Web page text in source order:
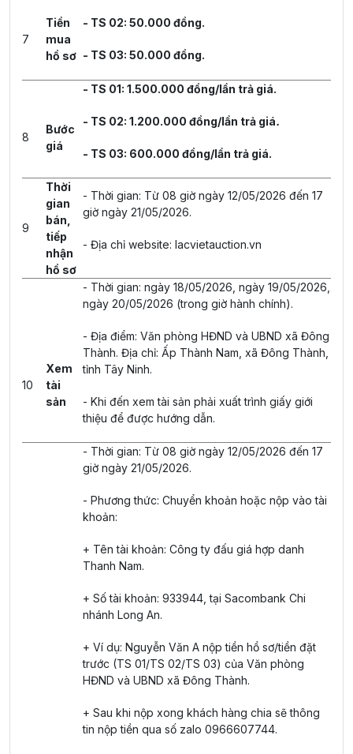
7
Tiền
mua
hồ sơ
- TS 02: 50.000 đồng.
- TS 03: 50.000 đồng.
8
Bước
giá
- TS 01: 1.500.000 đồng/lần trả giá.
- TS 02: 1.200.000 đồng/lần trả giá.
- TS 03: 600.000 đồng/lần trả giá.
9
Thời
gian
bán,
tiếp
nhận
hồ sơ
- Thời gian: Từ 08 giờ ngày 12/05/2026 đến 17
giờ ngày 21/05/2026.
- Địa chỉ website: lacvietauction.vn
10
Xem
tài
sản
- Thời gian: ngày 18/05/2026, ngày 19/05/2026,
ngày 20/05/2026 (trong giờ hành chính).
- Địa điểm: Văn phòng HĐND và UBND xã Đông
Thành. Địa chỉ: Ấp Thành Nam, xã Đông Thành,
tỉnh Tây Ninh.
- Khi đến xem tài sản phải xuất trình giấy giới
thiệu để được hướng dẫn.
- Thời gian: Từ 08 giờ ngày 12/05/2026 đến 17
giờ ngày 21/05/2026.
- Phương thức: Chuyển khoản hoặc nộp vào tài
khoản:
+ Tên tài khoản: Công ty đấu giá hợp danh
Thanh Nam.
+ Số tài khoản: 933944, tại Sacombank Chi
nhánh Long An.
+ Ví dụ: Nguyễn Văn A nộp tiền hồ sơ/tiền đặt
trước (TS 01/TS 02/TS 03) của Văn phòng
HĐND và UBND xã Đông Thành.
+ Sau khi nộp xong khách hàng chia sẽ thông
tin nộp tiền qua số zalo 0966607744.